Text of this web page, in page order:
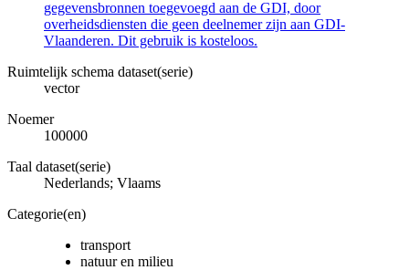
gegevensbronnen toegevoegd aan de GDI, door
overheidsdiensten die geen deelnemer zijn aan GDI-
Vlaanderen. Dit gebruik is kosteloos.
Ruimtelijk schema dataset(serie)
vector
Noemer
100000
Taal dataset(serie)
Nederlands; Vlaams
Categorie(en)
transport
natuur en milieu